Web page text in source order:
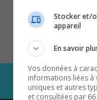
Stocker et/
appareil
En savoir
Vos données à
informations liées
uniques et autres
et consultées par